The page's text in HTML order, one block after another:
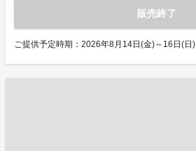
販売終了
ご提供予定時期：2026年8月14日(金)～16日(日)